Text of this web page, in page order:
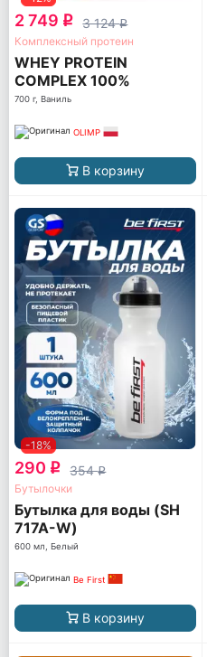
2 749 q 3 124q
Комплексный протеин
WHEY PROTEIN
COMPLEX 100%
700 г, Ваниль
OLIMP
В корзину
-18%
290 q 354q
Бутылочки
Бутылка для воды (SH
717A-W)
600 мл, Белый
Be First
В корзину